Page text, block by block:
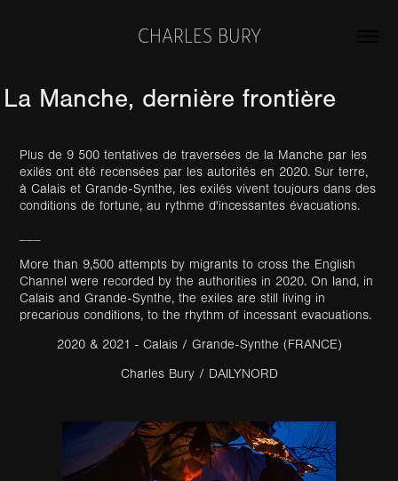
CHARLES BURY
La Manche, dernière frontière
Plus de 9 500 tentatives de traversées de la Manche par les
exilés ont été recensées par les autorités en 2020. Sur terre,
à Calais et Grande-Synthe, les exilés vivent toujours dans des
conditions de fortune, au rythme d'incessantes évacuations.
More than 9,500 attempts by migrants to cross the English
Channel were recorded by the authorities in 2020. On land, in
Calais and Grande-Synthe, the exiles are still living in
precarious conditions, to the rhythm of incessant evacuations.
2020 & 2021 - Calais / Grande-Synthe (FRANCE)
Charles Bury / DAILYNORD